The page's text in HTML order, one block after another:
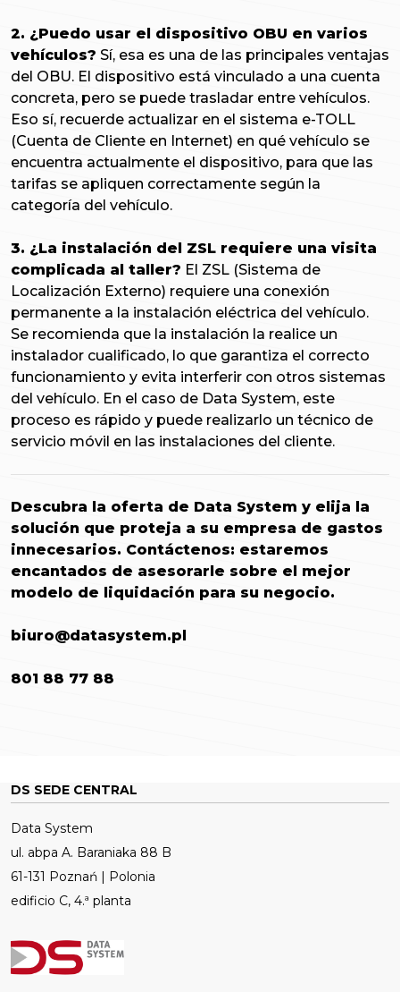
2. ¿Puedo usar el dispositivo OBU en varios
vehículos? Sí, esa es una de las principales ventajas
del OBU. El dispositivo está vinculado a una cuenta
concreta, pero se puede trasladar entre vehículos.
Eso sí, recuerde actualizar en el sistema e-TOLL
(Cuenta de Cliente en Internet) en qué vehículo se
encuentra actualmente el dispositivo, para que las
tarifas se apliquen correctamente según la
categoría del vehículo.
3. ¿La instalación del ZSL requiere una visita
complicada al taller? El ZSL (Sistema de
Localización Externo) requiere una conexión
permanente a la instalación eléctrica del vehículo.
Se recomienda que la instalación la realice un
instalador cualificado, lo que garantiza el correcto
funcionamiento y evita interferir con otros sistemas
del vehículo. En el caso de Data System, este
proceso es rápido y puede realizarlo un técnico de
servicio móvil en las instalaciones del cliente.
Descubra la oferta de Data System y elija la
solución que proteja a su empresa de gastos
innecesarios. Contáctenos: estaremos
encantados de asesorarle sobre el mejor
modelo de liquidación para su negocio.
biuro@datasystem.pl
801 88 77 88
DS SEDE CENTRAL
Data System
ul. abpa A. Baraniaka 88 B
61-131 Poznań | Polonia
edificio C, 4.ª planta